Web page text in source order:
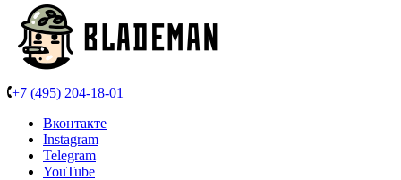
+7 (495) 204-18-01
Вконтакте
Instagram
Telegram
YouTube